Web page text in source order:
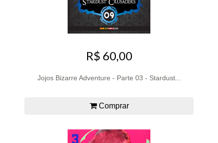
R$ 60,00
Jojos Bizarre Adventure - Parte 03 - Stardust...
Comprar